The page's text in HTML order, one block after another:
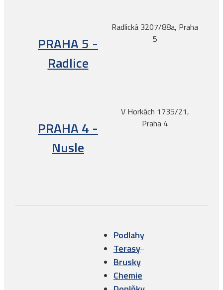
PRAHA 5 -
Radlice
Radlická 3207/88a, Praha
5
PRAHA 4 -
Nusle
V Horkách 1735/21,
Praha 4
Podlahy
Terasy
Brusky
Chemie